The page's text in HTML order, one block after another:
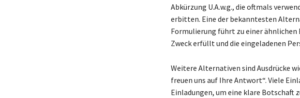
Abkürzung U.A.w.g., die oftmals
erbitten. Eine der bekanntesten
Formulierung führt zu einer ähnlichen
Zweck erfüllt und die eingeladenen
Weitere Alternativen sind Ausdrücke
freuen uns auf Ihre Antwort“. Viele
Einladungen, um eine klare Botschaft